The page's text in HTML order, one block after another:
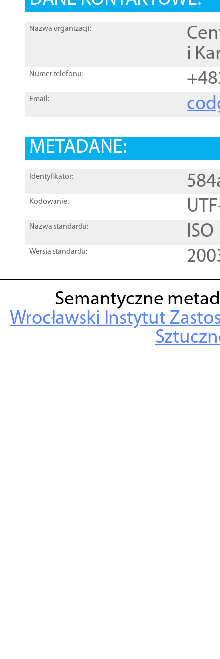
Nazwa organizacji:
i
Numer telefonu:
Email:
METADANE:
Identyfikator:
Kodowanie:
Nazwa standardu:
Wersja standardu:
Semantyczne
Wrocławski Instytut